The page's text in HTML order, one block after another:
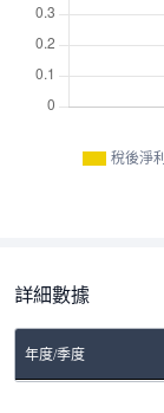
稅後淨
詳細數據
年度/季度